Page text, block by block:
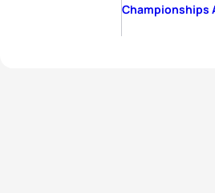
Championships